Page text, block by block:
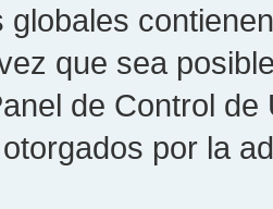
globales
que sea
de Control
por la